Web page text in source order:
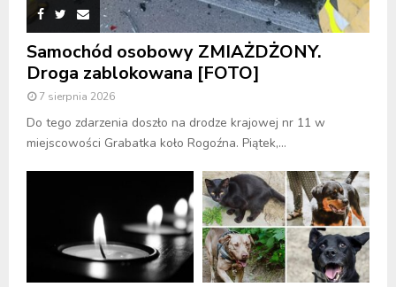
Samochód osobowy ZMIAŻDŻONY.
Droga zablokowana [FOTO]
7 sierpnia 2026
Do tego zdarzenia doszło na drodze krajowej nr 11 w
miejscowości Grabatka koło Rogoźna. Piątek,...